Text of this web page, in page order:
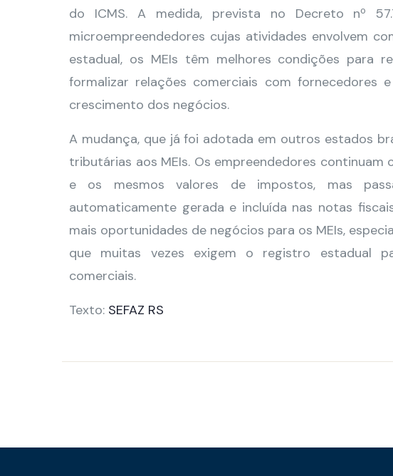
do ICMS. A medida, prevista no Decreto nº
microempreendedores cujas atividades envolvem
estadual, os MEIs têm melhores condições para
formalizar relações comerciais com fornecedores
crescimento dos negócios.
A mudança, que já foi adotada em outros estados
tributárias aos MEIs. Os empreendedores
e os mesmos valores de impostos, mas
automaticamente gerada e incluída nas notas
mais oportunidades de negócios para os MEIs,
que muitas vezes exigem o registro estadual
comerciais.
Texto: SEFAZ RS